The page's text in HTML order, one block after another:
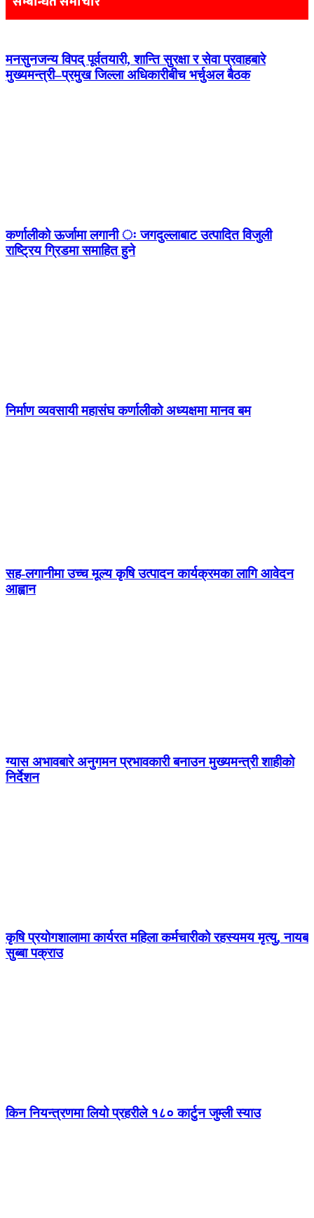
मनसुनजन्य विपद् पूर्वतयारी, शान्ति सुरक्षा र सेवा प्रवाहबारे
मुख्यमन्त्री–प्रमुख जिल्ला अधिकारीबीच भर्चुअल बैठक
कर्णालीको ऊर्जामा लगानी ः जगदुल्लाबाट उत्पादित विजुली
राष्ट्रिय ग्रिडमा समाहित हुने
निर्माण व्यवसायी महासंघ कर्णालीको अध्यक्षमा मानव बम
सह-लगानीमा उच्च मूल्य कृषि उत्पादन कार्यक्रमका लागि आवेदन
आह्वान
ग्यास अभावबारे अनुगमन प्रभावकारी बनाउन मुख्यमन्त्री शाहीको
निर्देशन
कृषि प्रयोगशालामा कार्यरत महिला कर्मचारीको रहस्यमय मृत्यु, नायब
सुब्बा पक्राउ
किन नियन्त्रणमा लियो प्रहरीले १८० कार्टुन जुम्ली स्याउ